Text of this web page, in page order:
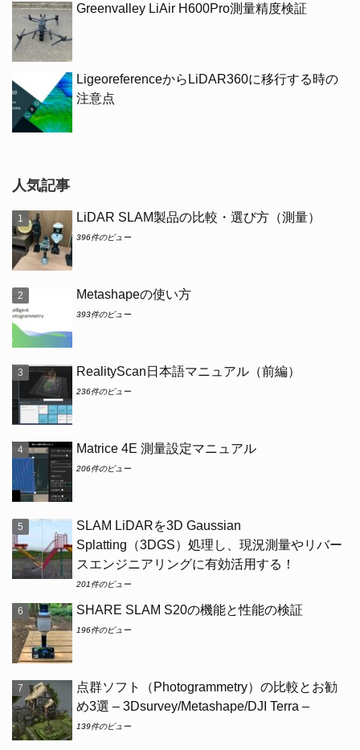
Greenvalley LiAir H600Pro測量精度検証
LigeoreferenceからLiDAR360に移行する時の
注意点
人気記事
LiDAR SLAM製品の比較・選び方（測量）
396件のビュー
Metashapeの使い方
393件のビュー
RealityScan日本語マニュアル（前編）
236件のビュー
Matrice 4E 測量設定マニュアル
206件のビュー
SLAM LiDARを3D Gaussian
Splatting（3DGS）処理し、現況測量やリバー
スエンジニアリングに有効活用する！
201件のビュー
SHARE SLAM S20の機能と性能の検証
196件のビュー
点群ソフト（Photogrammetry）の比較とお勧
め3選 – 3Dsurvey/Metashape/DJI Terra –
139件のビュー